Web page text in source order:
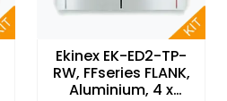
Ekinex EK-ED2-TP-
RW, FFseries FLANK,
Aluminium, 4 x